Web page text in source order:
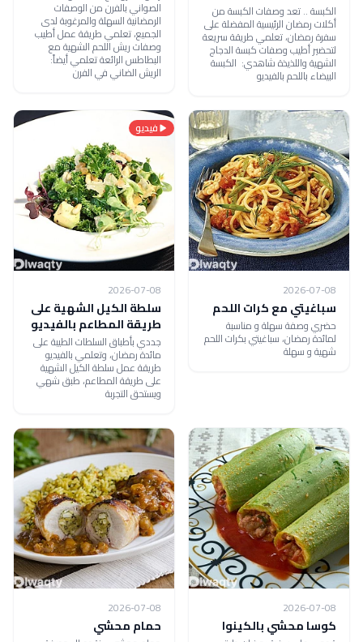
الكبسة .. تعد وصفات الكبسة من
أكلات رمضان الرئيسية المفضلة على
سفرة رمضان، تعلمي طريقة سريعة
لتحضير أطيب وصفات كبسة الدجاج
الشهية واللذيذة شاهدي: الكبسة
البيضاء باللحم بالفيديو
الصواني بالفرن من الوصفات
الرمضانية السهلة والمرغوبة لدى
الجميع، تعلمي طريقة عمل أطيب
وصفات ريش اللحم الشهية مع
البطاطس الرائعة تعلمي أيضاً:
الريش الضاني في الفرن
2026-07-08
سباغيتي مع كرات اللحم
حضري وصفة سهلة و مناسبة
لمائدة رمضان، سباغيتي بكرات اللحم
شهية و سهلة
فيديو
2026-07-08
سلطة الكيل الشهية على
طريقة المطاعم بالفيديو
جددي بأطباق السلطات الطيبة على
مائدة رمضان، وتعلمي بالفيديو
طريقة عمل سلطة الكيل الشهية
على طريقة المطاعم، طبق شهي
ويستحق التجربة
2026-07-08
كوسا محشي بالكينوا
2026-07-08
حمام محشي